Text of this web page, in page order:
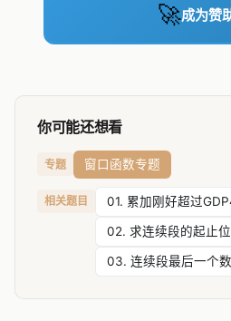
🚀成为赞
你可能还想看
专题 窗口函数专题
相关题目 01. 累加刚好超过
02. 求连续段的起止
03. 连续段最后一个